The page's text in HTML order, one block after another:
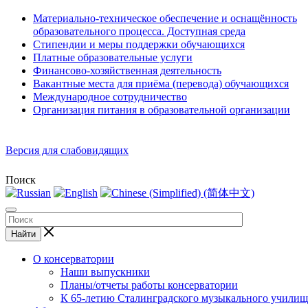
Материально-техническое обеспечение и оснащённость
образовательного процесса. Доступная среда
Стипендии и меры поддержки обучающихся
Платные образовательные услуги
Финансово-хозяйственная деятельность
Вакантные места для приёма (перевода) обучающихся
Международное сотрудничество
Организация питания в образовательной организации
Версия для слабовидящих
Поиск
Найти
О консерватории
Наши выпускники
Планы/отчеты работы консерватории
К 65-летию Сталинградского музыкального